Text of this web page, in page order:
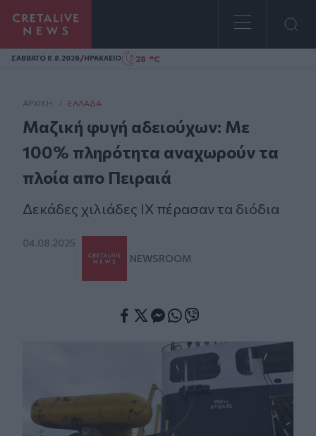
Homepage
ΣAΒΒΑΤΟ 8.8.2026/ΗΡΑΚΛΕΙΟ 28 °C
ΑΡΧΙΚΗ / ΕΛΛΆΔΑ
Μαζική φυγή αδειούχων: Με
100% πληρότητα αναχωρούν τα
πλοία απο Πειραιά
Δεκάδες χιλιάδες ΙΧ πέρασαν τα διόδια
04.08.2025
NEWSROOM